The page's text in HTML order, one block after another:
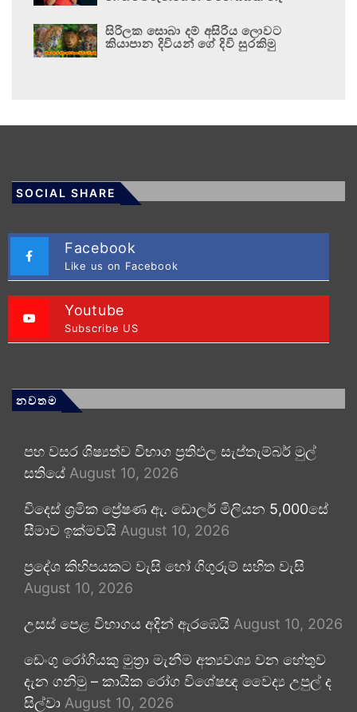
සිරිලක සොබා දම් අසිරිය ලොවට
කියාපාන දිවියන් ගේ දිවි සුරකිමු
SOCIAL SHARE
Facebook
Like us on Facebook
Youtube
Subscribe US
නවතම
පහ වසර ශිෂ්‍යත්ව විභාග ප්‍රතිඵල සැප්තැම්බර් මුල්
සතියේ August 10, 2026
විදෙස් ශ්‍රමික ප්‍රේෂණ ඇ. ඩොලර් මිලියන 5,000සේ
සීමාව ඉක්මවයි August 10, 2026
ප්‍රදේශ කිහිපයකට වැසි හෝ ගිගුරුම් සහිත වැසි
August 10, 2026
උසස් පෙළ විභාගය අදින් ඇරඹෙයි August 10, 2026
ඩෙංගු රෝගියකු ⁣මුත්‍රා මැනීම අත්‍යවශ්‍ය වන හේතුව
දැන ගනිමු – කායික රෝග විශේෂඥ වෛද්‍ය උපුල් ද
සිල්වා August 10, 2026